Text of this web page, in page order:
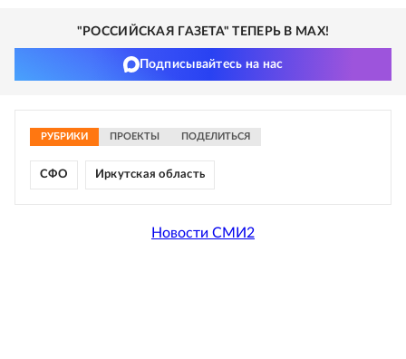
"РОССИЙСКАЯ ГАЗЕТА" ТЕПЕРЬ В MAX!
Подписывайтесь на нас
РУБРИКИ ПРОЕКТЫ ПОДЕЛИТЬСЯ
СФО Иркутская область
Новости СМИ2